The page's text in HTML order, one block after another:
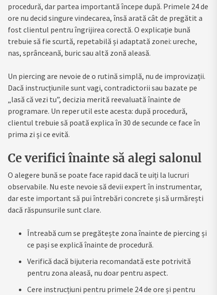
procedură, dar partea importantă începe după. Primele 24 de
ore nu decid singure vindecarea, însă arată cât de pregătit a
fost clientul pentru îngrijirea corectă. O explicație bună
trebuie să fie scurtă, repetabilă și adaptată zonei: ureche,
nas, sprânceană, buric sau altă zonă aleasă.
Un piercing are nevoie de o rutină simplă, nu de improvizații.
Dacă instrucțiunile sunt vagi, contradictorii sau bazate pe
„lasă că vezi tu”, decizia merită reevaluată înainte de
programare. Un reper util este acesta: după procedură,
clientul trebuie să poată explica în 30 de secunde ce face în
prima zi și ce evită.
Ce verifici înainte să alegi salonul
O alegere bună se poate face rapid dacă te uiți la lucruri
observabile. Nu este nevoie să devii expert în instrumentar,
dar este important să pui întrebări concrete și să urmărești
dacă răspunsurile sunt clare.
Întreabă cum se pregătește zona înainte de piercing și
ce pași se explică înainte de procedură.
Verifică dacă bijuteria recomandată este potrivită
pentru zona aleasă, nu doar pentru aspect.
Cere instrucțiuni pentru primele 24 de ore și pentru